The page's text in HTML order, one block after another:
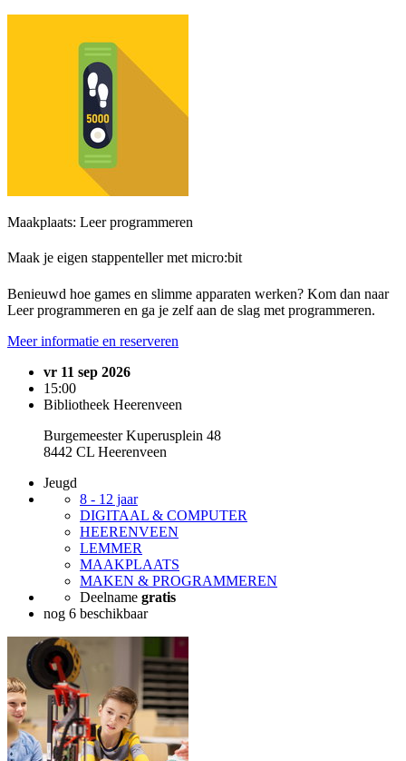
Maakplaats: Leer programmeren
Maak je eigen stappenteller met micro:bit
Benieuwd hoe games en slimme apparaten werken? Kom dan naar
Leer programmeren en ga je zelf aan de slag met programmeren.
Meer informatie en reserveren
vr 11 sep 2026
15:00
Bibliotheek Heerenveen
Burgemeester Kuperusplein 48
8442 CL Heerenveen
Jeugd
8 - 12 jaar
DIGITAAL & COMPUTER
HEERENVEEN
LEMMER
MAAKPLAATS
MAKEN & PROGRAMMEREN
Deelname gratis
nog 6 beschikbaar